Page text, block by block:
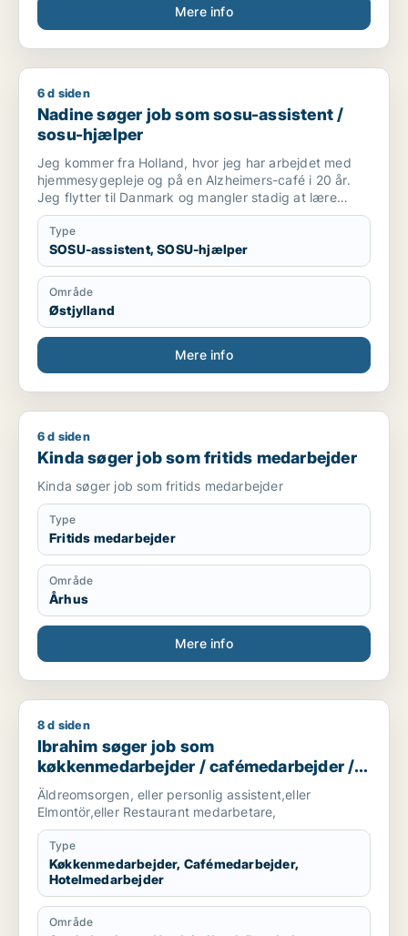
Mere info
Nadine søger job som sosu-assistent / sosu-hjælper
6 d siden
Nadine søger job som sosu-assistent /
sosu-hjælper
Jeg kommer fra Holland, hvor jeg har arbejdet med
hjemmesygepleje og på en Alzheimers-café i 20 år.
Jeg flytter til Danmark og mangler stadig at lære
sproget godt, før jeg kan arbejde som sygeplejerske.
Type
SOSU-assistent, SOSU-hjælper
Område
Østjylland
Mere info
Kinda søger job som fritids medarbejder
6 d siden
Kinda søger job som fritids medarbejder
Kinda søger job som fritids medarbejder
Type
Fritids medarbejder
Område
Århus
Mere info
Ibrahim søger job som køkkenmedarbejder /
8 d siden
Ibrahim søger job som
køkkenmedarbejder / cafémedarbejder /
hotelmedarbejder
Äldreomsorgen, eller personlig assistent,eller
Elmontör,eller Restaurant medarbetare,
Type
Køkkenmedarbejder, Cafémedarbejder,
Hotelmedarbejder
Område